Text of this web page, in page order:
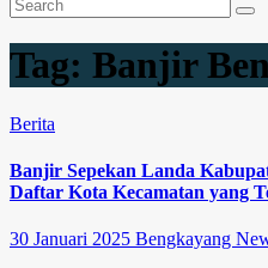
Tag: Banjir
Berita
Banjir Sepekan Landa
Daftar Kota Kecamatan yang
30 Januari 2025 Bengkayang